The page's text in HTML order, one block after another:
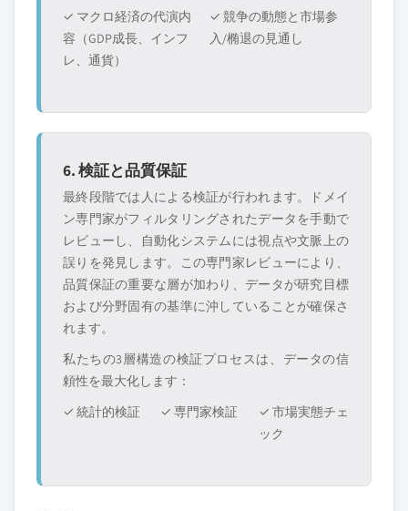
✓ マクロ経済の代演内
容（GDP成長、インフ
レ、通貨）
✓ 競争の動態と市場参
入/椭退の見通し
6. 検証と品質保証
最終段階では人による検証が行われます。ドメイ
ン専門家がフィルタリングされたデータを手動で
レビューし、自動化システムには視点や文脈上の
誤りを発見します。この専門家レビューにより、
品質保証の重要な層が加わり、データが研究目標
および分野固有の基準に沖していることが確保さ
れます。
私たちの3層構造の検証プロセスは、データの信
頼性を最大化します：
✓ 統計的検証
✓ 専門家検証
✓ 市場実態チェ
ック